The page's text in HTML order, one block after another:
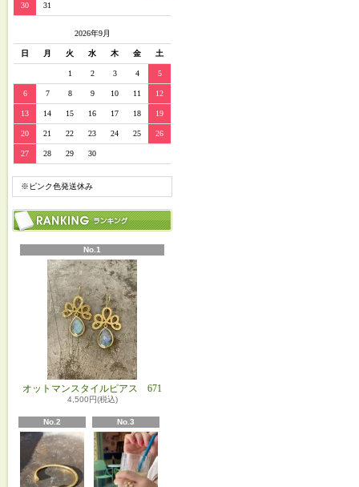
30 31
2026年9月
日 月 火 水 木 金 土
1 2 3 4 5
6 7 8 9 10 11 12
13 14 15 16 17 18 19
20 21 22 23 24 25 26
27 28 29 30
※ピンク色発送休み
No.1
オットマンスタイルピアス 671
4,500円(税込)
No.2 No.3